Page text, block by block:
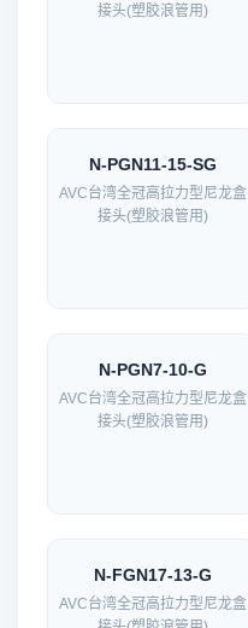
接头(塑胶浪管用)
N-PGN11-15-SG
AVC台湾全冠高拉力型尼龙盒
接头(塑胶浪管用)
N-PGN7-10-G
AVC台湾全冠高拉力型尼龙盒
接头(塑胶浪管用)
N-FGN17-13-G
AVC台湾全冠高拉力型尼龙盒